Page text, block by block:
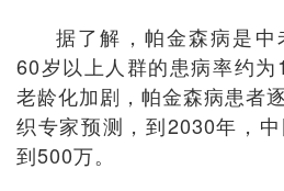
据了解，帕金森病是中
60岁以上人群的患病率约为
老龄化加剧，帕金森病患者
织专家预测，到2030年，
到500万。